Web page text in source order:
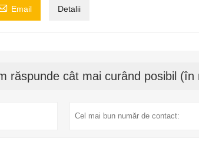
Email Detalii
răspunde cât mai curând posibil (în